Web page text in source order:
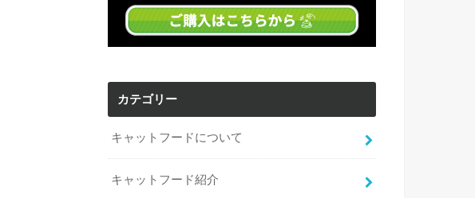
カテゴリー
キャットフードについて
キャットフード紹介